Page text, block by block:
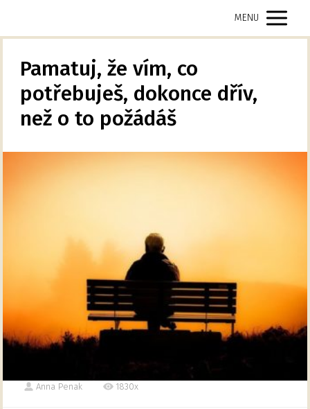
MENU
Pamatuj, že vím, co
potřebuješ, dokonce dřív,
než o to požádáš
Anna Penak 1830x